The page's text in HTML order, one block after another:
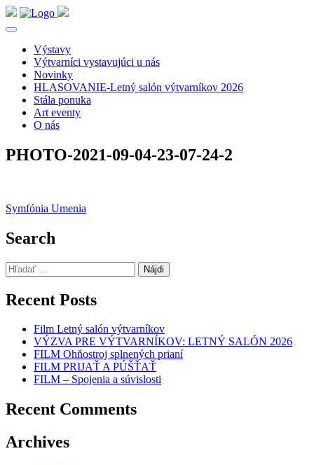
Výstavy
Výtvarníci vystavujúci u nás
Novinky
HLASOVANIE-Letný salón výtvarníkov 2026
Stála ponuka
Art eventy
O nás
PHOTO-2021-09-04-23-07-24-2
Navigácia
v
článku
Symfónia Umenia
Search
Hľadať:
Recent Posts
Film Letný salón výtvarníkov
VÝZVA PRE VÝTVARNÍKOV: LETNÝ SALÓN 2026
FILM Ohňostroj splnených prianí
FILM PRIJAŤ A PÚŠŤAŤ
FILM – Spojenia a súvislosti
Recent Comments
Archives